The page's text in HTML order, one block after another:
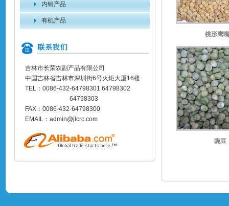
内销产品
有机产品
吉林市长荣农副产品有限公司
中国吉林省吉林市深圳街6号火炬大厦16楼
TEL：0086-432-64798301 64798302
64798303
FAX：0086-432-64798300
EMAIL：admin@jlcrc.com
桃形鹰
豌豆